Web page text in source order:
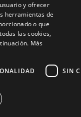
venta
y ofrecer
herramientas de
o que
las cookies,
Más
SIN